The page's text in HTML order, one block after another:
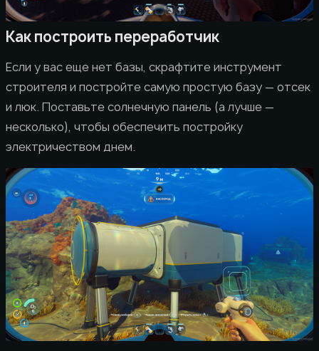
Как построить переработчик
Если у вас еще нет базы, скрафтите инструмент
строителя и постройте самую простую базу — отсек
и люк. Поставьте солнечную панель (а лучше —
несколько), чтобы обеспечить постройку
электричеством днем.